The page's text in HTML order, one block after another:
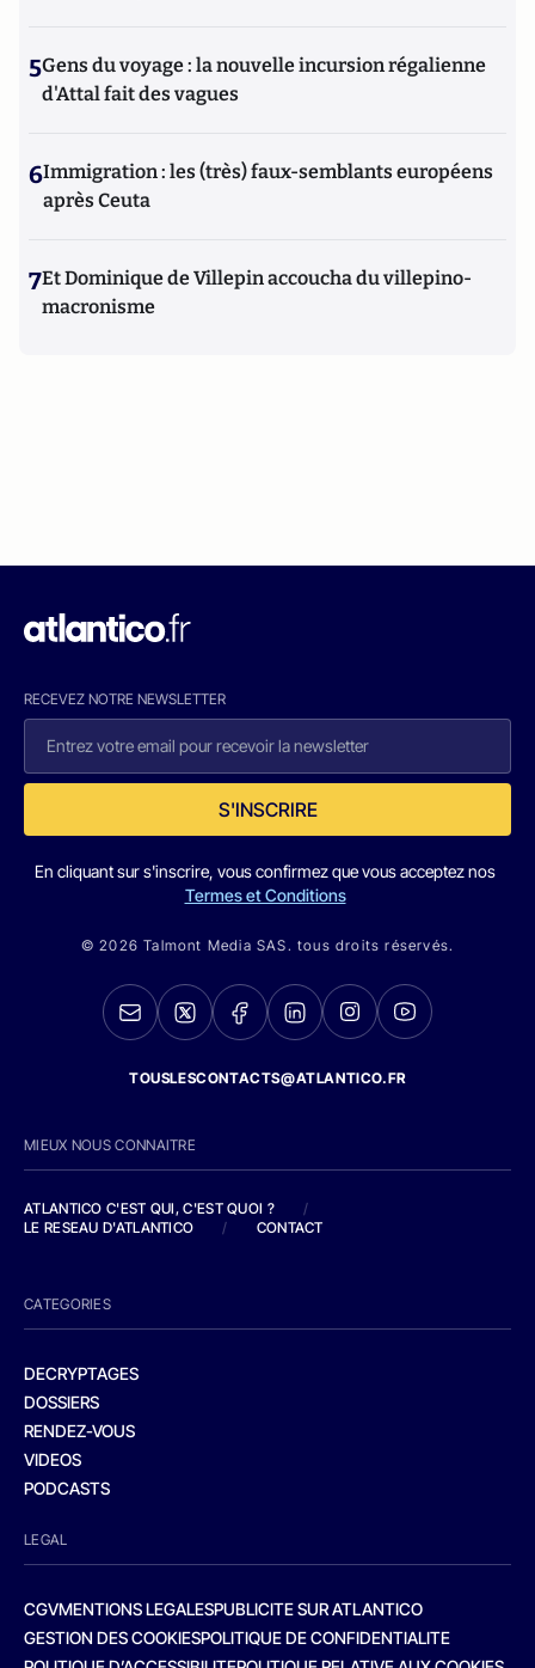
5Gens du voyage : la nouvelle incursion régalienne
d'Attal fait des vagues
6Immigration : les (très) faux-semblants européens
après Ceuta
7Et Dominique de Villepin accoucha du villepino-
macronisme
RECEVEZ NOTRE NEWSLETTER
S'INSCRIRE
En cliquant sur s'inscrire, vous confirmez que vous acceptez nos
Termes et Conditions
© 2026 Talmont Media SAS. tous droits réservés.
TOUSLESCONTACTS@ATLANTICO.FR
MIEUX NOUS CONNAITRE
ATLANTICO C'EST QUI, C'EST QUOI ?
/
LE RESEAU D'ATLANTICO
/ CONTACT
CATEGORIES
DECRYPTAGES
DOSSIERS
RENDEZ-VOUS
VIDEOS
PODCASTS
LEGAL
CGVMENTIONS LEGALESPUBLICITE SUR ATLANTICO
GESTION DES COOKIESPOLITIQUE DE CONFIDENTIALITE